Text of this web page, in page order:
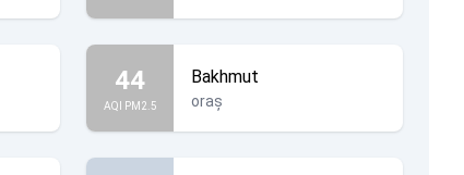
44
AQI PM2.5
Bakhmut
oraș